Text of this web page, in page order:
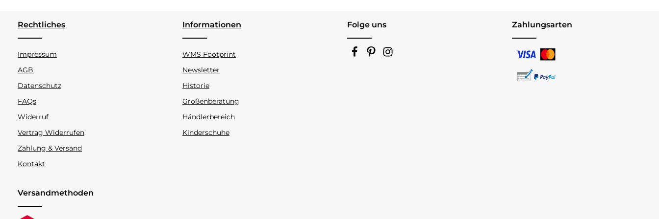
Rechtliches
Impressum
AGB
Datenschutz
FAQs
Widerruf
Vertrag Widerrufen
Zahlung & Versand
Kontakt
Informationen
WMS Footprint
Newsletter
Historie
Größenberatung
Händlerbereich
Kinderschuhe
Folge uns Zahlungsarten
Versandmethoden